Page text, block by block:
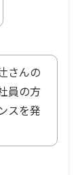
さんの
員の方
スを発